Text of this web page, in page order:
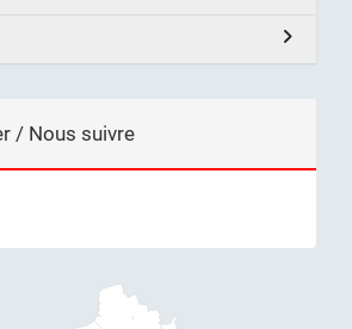
/ Nous suivre